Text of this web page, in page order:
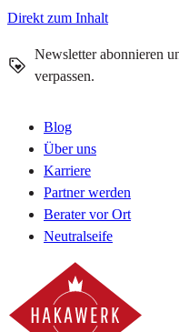
Direkt zum Inhalt
Newsletter abonnieren
verpassen.
Blog
Über uns
Karriere
Partner werden
Berater vor Ort
Neutralseife